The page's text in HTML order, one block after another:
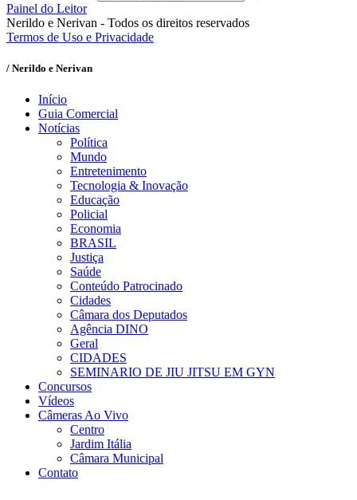
Painel do Leitor
Nerildo e Nerivan - Todos os direitos reservados
Termos de Uso e Privacidade
/ Nerildo e Nerivan
Início
Guia Comercial
Notícias
Política
Mundo
Entretenimento
Tecnologia & Inovação
Educação
Policial
Economia
BRASIL
Justiça
Saúde
Conteúdo Patrocinado
Cidades
Câmara dos Deputados
Agência DINO
Geral
CIDADES
SEMINARIO DE JIU JITSU EM GYN
Concursos
Vídeos
Câmeras Ao Vivo
Centro
Jardim Itália
Câmara Municipal
Contato